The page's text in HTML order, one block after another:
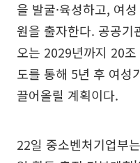
을 발굴·육성하고, 여
원을 출자한다. 공공기
오는 2029년까지 20
도를 통해 5년 후 여성
끌어올릴 계획이다.
22일 중소벤처기업부